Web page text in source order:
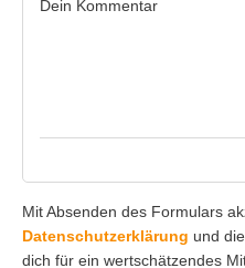
Mit Absenden des Formulars
Datenschutzerklärung und die
dich für ein wertschätzendes